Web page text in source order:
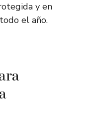
y en
el año.